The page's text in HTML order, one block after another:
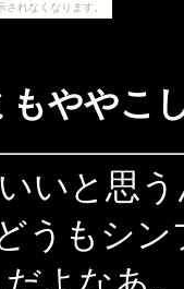
れなくなります。
ややこ
いと思う
うもシン